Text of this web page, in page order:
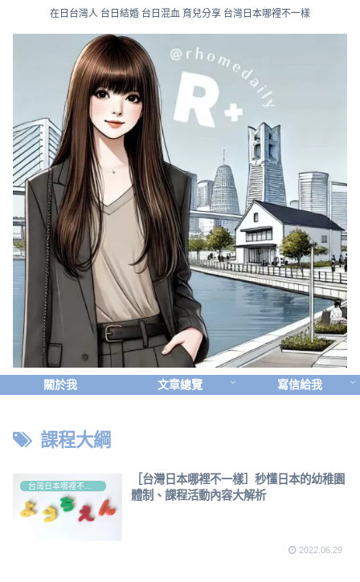
在日台灣人 台日結婚 台日混血 育兒分享 台灣日本哪裡不一樣
關於我 文章總覽 寫信給我
課程大綱
［台灣日本哪裡不一樣］秒懂日本的幼稚園
體制、課程活動內容大解析
2022.06.29